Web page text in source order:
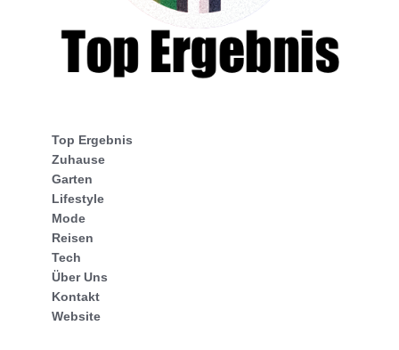
Top Ergebnis
Zuhause
Garten
Lifestyle
Mode
Reisen
Tech
Über Uns
Kontakt
Website